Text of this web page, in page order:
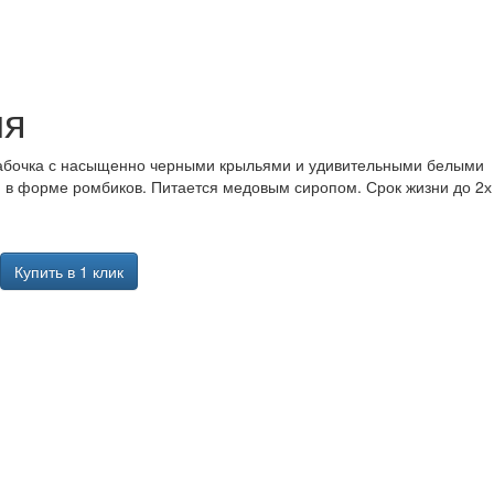
с насыщенно черными крыльями и удивительными белыми
в форме ромбиков. Питается медовым сиропом. Срок жизни до 2х
Купить в 1 клик